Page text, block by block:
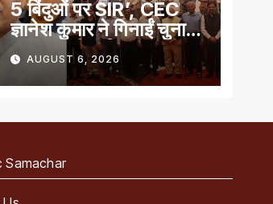
5 बिंदुओं पर SIR’, CEC
ज्ञानेश कुमार ने गिनाईं चुनाव
प्रबंधन की खूबियां
AUGUST 6, 2026
Samachar